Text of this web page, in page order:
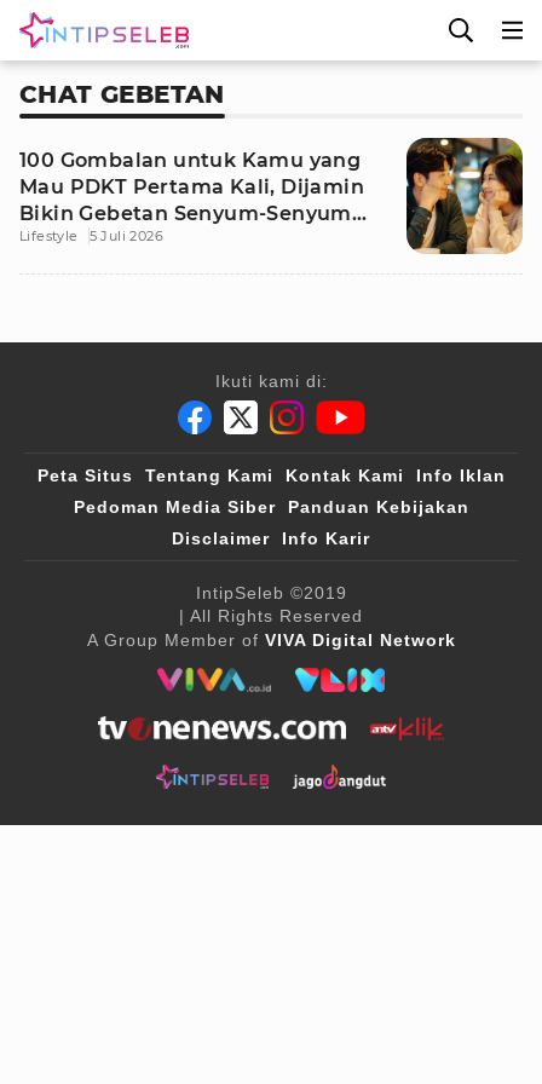
CHAT GEBETAN
100 Gombalan untuk Kamu yang
Mau PDKT Pertama Kali, Dijamin
Bikin Gebetan Senyum-Senyum
Sendiri
Lifestyle 5 Juli 2026
Ikuti kami di:
Peta Situs Tentang Kami Kontak Kami
Info Iklan
Pedoman Media Siber
Panduan Kebijakan
Disclaimer
Info Karir
IntipSeleb ©2019
| All Rights Reserved
A Group Member of VIVA Digital Network